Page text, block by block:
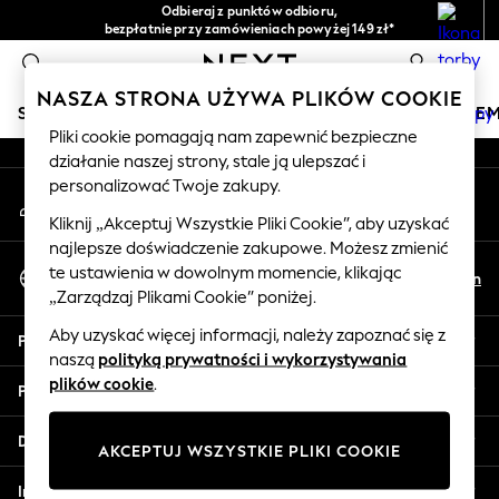
Odbieraj z punktów odbioru,
bezpłatnie przy zamówieniach powyżej 149 zł*
Łatwe zwroty*
0
SKLEP WAKACYJNY
HOLIDAY SHOP
Women's Holiday Shop
All Swimwear
All Beachwear
Bags & Accessories
Beach Dresses & Kaftans
Dresses
Flip Flops
Sliders
Jumpsuits & Playsuits
Sandals
Shorts
An error occurred on client
Nasze media społecznościowe
Moje konto
Zaloguj się na swoje konto
Wybierz Język
Polski
En
Pomoc
Prywatność i zasady prawne
Działy
Inne usługi
NASZA STRONA UŻYWA PLIKÓW COOKIE
Pliki cookie pomagają nam zapewnić bezpieczne
działanie naszej strony, stale ją ulepszać i
personalizować Twoje zakupy.
Kliknij „Akceptuj Wszystkie Pliki Cookie”, aby uzyskać
najlepsze doświadczenie zakupowe. Możesz zmienić
te ustawienia w dowolnym momencie, klikając
„Zarządzaj Plikami Cookie” poniżej.
Aby uzyskać więcej informacji, należy zapoznać się z
naszą polityką prywatności i wykorzystywania
plików cookie.
AKCEPTUJ WSZYSTKIE PLIKI COOKIE